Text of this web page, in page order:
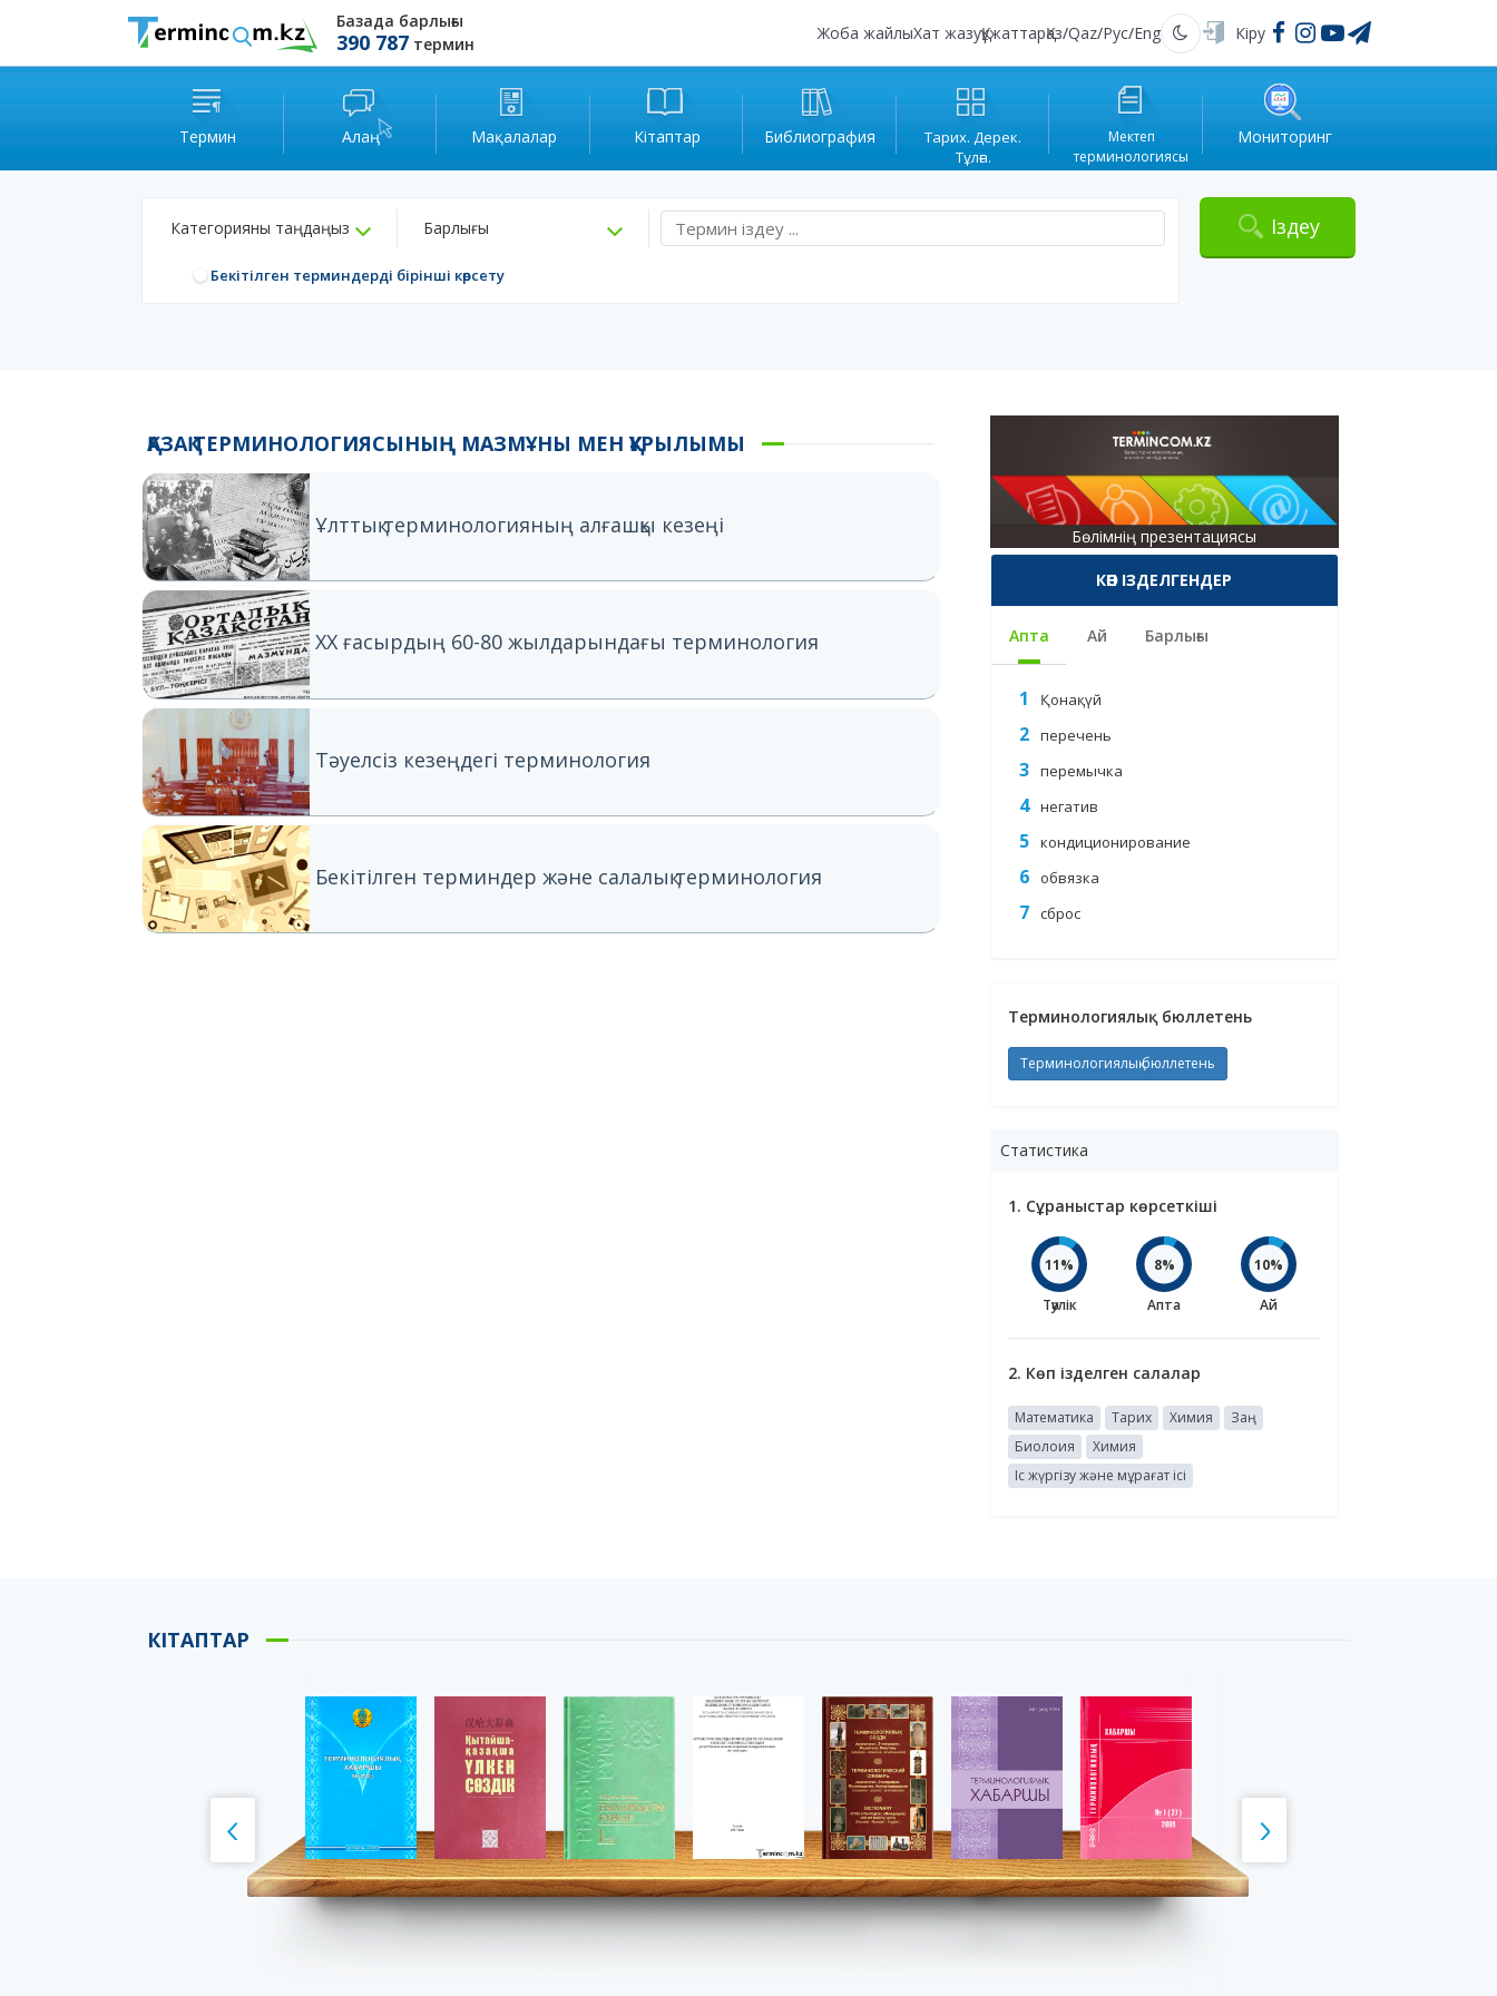
Базада барлығы
390 787 термин
Жоба жайлыХат жазуҚұжаттарҚаз/Qaz/Рус/Eng Қараңғы Кіру
Термин Алаң Мақалалар Кітаптар Библиография
Тарих. Дерек.
Тұлға.
Мектеп
терминологиясы
Мониторинг
Категорияны таңдаңыз Барлығы
Бекітілген терминдерді бірінші көрсету
Іздеу
ҚАЗАҚ ТЕРМИНОЛОГИЯСЫНЫҢ МАЗМҰНЫ МЕН ҚҰРЫЛЫМЫ
Ұлттық терминологияның алғашқы кезеңі
XX ғасырдың 60-80 жылдарындағы терминология
Тәуелсіз кезеңдегі терминология
Бекітілген терминдер және салалық терминология
Бөлімнің презентациясы
КӨП ІЗДЕЛГЕНДЕР
Апта Ай Барлығы
Қонақүй
перечень
перемычка
негатив
кондиционирование
обвязка
сброс
Терминологиялық бюллетень
Терминологиялық бюллетень
Статистика
1. Сұраныстар көрсеткіші
11%
Тәулік
8%
Апта
10%
Ай
2. Көп ізделген салалар
Математика Тарих Химия
Заң
Биолоия
Химия
Іс жүргізу және мұрағат ісі
КІТАПТАР